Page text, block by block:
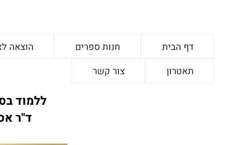
דף הבית חנות ספרים הוצאה
תאטרון
צור קשר
ללמוד
ד"ר